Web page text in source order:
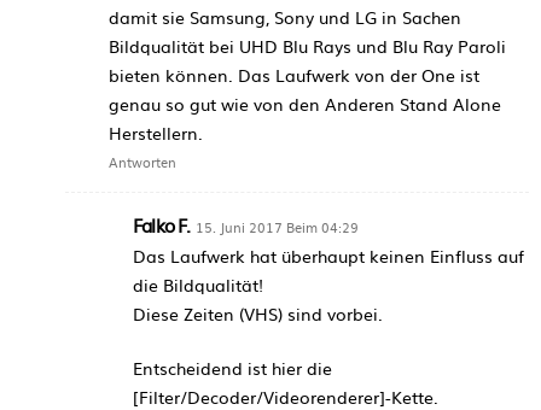
damit sie Samsung, Sony und LG in Sachen
Bildqualität bei UHD Blu Rays und Blu Ray Paroli
bieten können. Das Laufwerk von der One ist
genau so gut wie von den Anderen Stand Alone
Herstellern.
Antworten
Falko F. 15. Juni 2017 Beim 04:29
Das Laufwerk hat überhaupt keinen Einfluss auf
die Bildqualität!
Diese Zeiten (VHS) sind vorbei.
Entscheidend ist hier die
[Filter/Decoder/Videorenderer]-Kette.